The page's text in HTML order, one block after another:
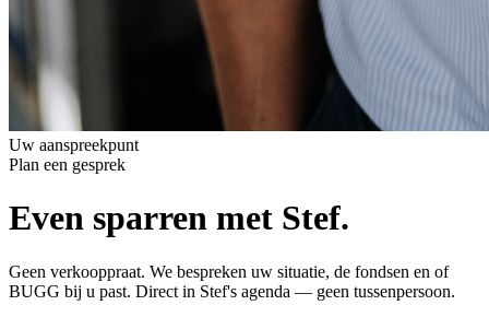
Uw aanspreekpunt
Plan een gesprek
Even sparren met Stef.
Geen verkooppraat. We bespreken uw situatie, de fondsen en of
BUGG bij u past. Direct in Stef's agenda — geen tussenpersoon.